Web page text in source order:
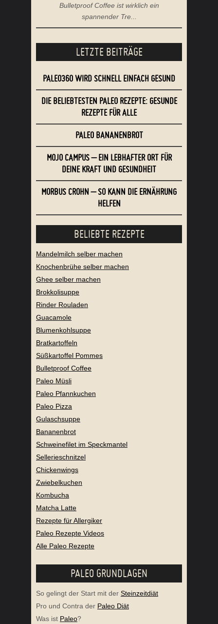
Bulletproof Coffee ist wirklich ein
spannender Tre...
LETZTE BEITRÄGE
PALEO360 WIRD SCHNELL EINFACH GESUND
DIE BELIEBTESTEN PALEO REZEPTE: GESUNDE
REZEPTE FÜR ALLE
PALEO BANANENBROT
MOJO CAMPUS – EIN LEBHAFTER ORT FÜR
DEINE KRAFT UND GESUNDHEIT
MORBUS CROHN – SO KANN DIE ERNÄHRUNG
HELFEN
BELIEBTE REZEPTE
Mandelmilch selber machen
Knochenbrühe selber machen
Ghee selber machen
Brokkolisuppe
Rinder Rouladen
Guacamole
Blumenkohlsuppe
Bratkartoffeln
Süßkartoffel Pommes
Bulletproof Coffee
Paleo Müsli
Paleo Pfannkuchen
Paleo Pizza
Gulaschsuppe
Bananenbrot
Schweinefilet im Speckmantel
Sellerieschnitzel
Chickenwings
Zwiebelkuchen
Kombucha
Matcha Latte
Rezepte für Allergiker
Paleo Rezepte Videos
Alle Paleo Rezepte
PALEO GRUNDLAGEN
So gelingt der Start mit der Steinzeitdiät
Pro und Contra der Paleo Diät
Was ist Paleo?